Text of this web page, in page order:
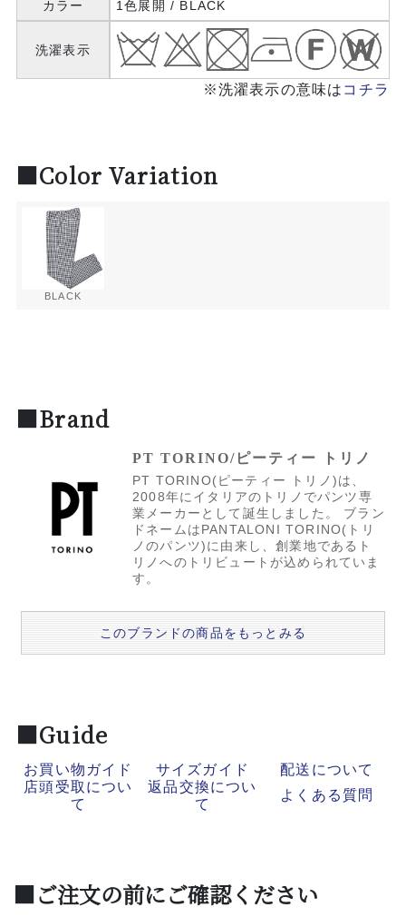
カラー 1色展開 / BLACK
洗濯表示
※洗濯表示の意味は コチラ
■Color Variation
BLACK
■Brand
PT TORINO/ピーティー トリノ
PT TORINO(ピーティー トリノ)は、
2008年にイタリアのトリノでパンツ専
業メーカーとして誕生しました。 ブラン
ドネームはPANTALONI TORINO(トリ
ノのパンツ)に由来し、創業地であるト
リノへのトリビュートが込められていま
す。
このブランドの商品をもっとみる
■Guide
お買い物ガイド サイズガイド
配送について
店頭受取につい
て
返品交換につい
て
よくある質問
■ご注文の前にご確認ください